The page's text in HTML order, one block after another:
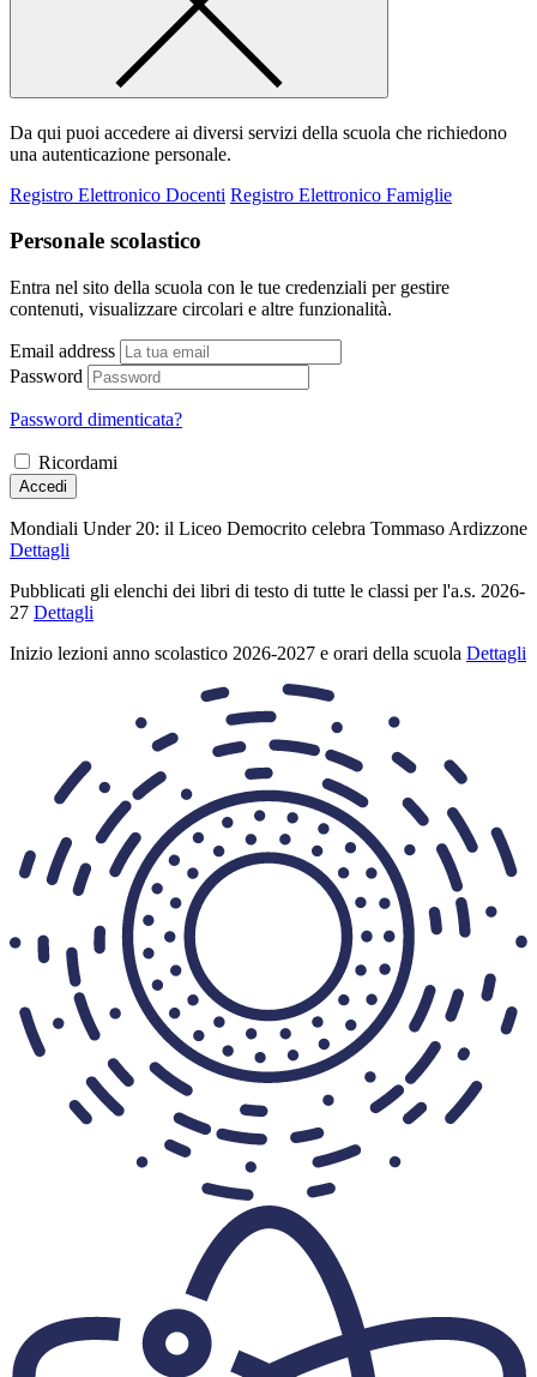
Da qui puoi accedere ai diversi servizi della scuola che richiedono
una autenticazione personale.
Registro Elettronico Docenti Registro Elettronico Famiglie
Personale scolastico
Entra nel sito della scuola con le tue credenziali per gestire
contenuti, visualizzare circolari e altre funzionalità.
Email address
Password
Password dimenticata?
Ricordami
Accedi
Mondiali Under 20: il Liceo Democrito celebra Tommaso Ardizzone
Dettagli
Pubblicati gli elenchi dei libri di testo di tutte le classi per l'a.s. 2026-
27 Dettagli
Inizio lezioni anno scolastico 2026-2027 e orari della scuola Dettagli